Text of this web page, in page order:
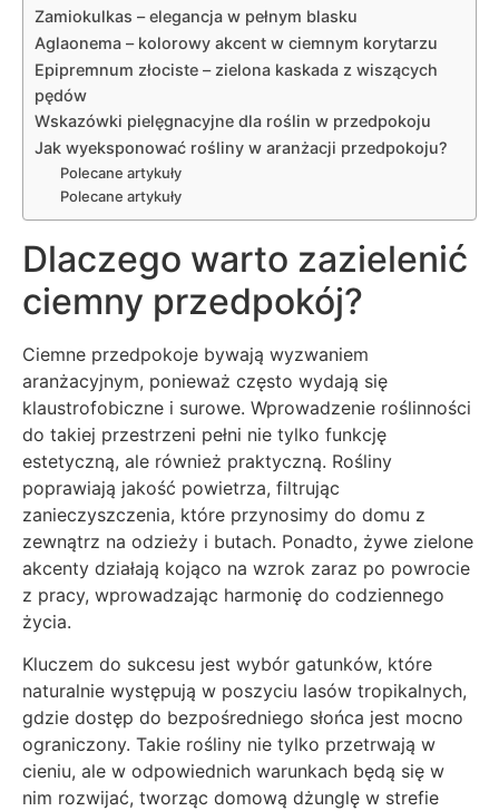
Zamiokulkas – elegancja w pełnym blasku
Aglaonema – kolorowy akcent w ciemnym korytarzu
Epipremnum złociste – zielona kaskada z wiszących
pędów
Wskazówki pielęgnacyjne dla roślin w przedpokoju
Jak wyeksponować rośliny w aranżacji przedpokoju?
Polecane artykuły
Polecane artykuły
Dlaczego warto zazielenić
ciemny przedpokój?
Ciemne przedpokoje bywają wyzwaniem
aranżacyjnym, ponieważ często wydają się
klaustrofobiczne i surowe. Wprowadzenie roślinności
do takiej przestrzeni pełni nie tylko funkcję
estetyczną, ale również praktyczną. Rośliny
poprawiają jakość powietrza, filtrując
zanieczyszczenia, które przynosimy do domu z
zewnątrz na odzieży i butach. Ponadto, żywe zielone
akcenty działają kojąco na wzrok zaraz po powrocie
z pracy, wprowadzając harmonię do codziennego
życia.
Kluczem do sukcesu jest wybór gatunków, które
naturalnie występują w poszyciu lasów tropikalnych,
gdzie dostęp do bezpośredniego słońca jest mocno
ograniczony. Takie rośliny nie tylko przetrwają w
cieniu, ale w odpowiednich warunkach będą się w
nim rozwijać, tworząc domową dżunglę w strefie